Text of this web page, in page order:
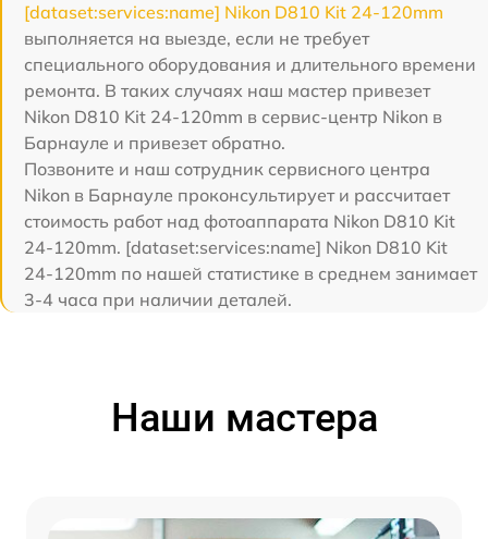
[dataset:services:name] Nikon D810 Kit 24-120mm
выполняется на выезде, если не требует
специального оборудования и длительного времени
ремонта. В таких случаях наш мастер привезет
Nikon D810 Kit 24-120mm в сервис-центр Nikon в
Барнауле и привезет обратно.
Позвоните и наш сотрудник сервисного центра
Nikon в Барнауле проконсультирует и рассчитает
стоимость работ над фотоаппарата Nikon D810 Kit
24-120mm. [dataset:services:name] Nikon D810 Kit
24-120mm по нашей статистике в среднем занимает
3-4 часа при наличии деталей.
Наши мастера